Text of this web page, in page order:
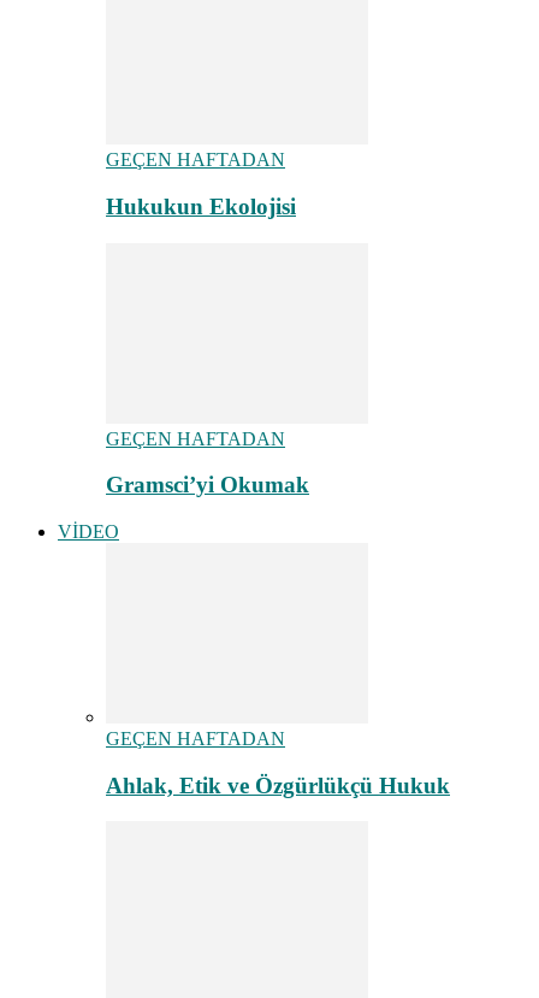
GEÇEN HAFTADAN
Hukukun Ekolojisi
GEÇEN HAFTADAN
Gramsci’yi Okumak
VİDEO
GEÇEN HAFTADAN
Ahlak, Etik ve Özgürlükçü Hukuk